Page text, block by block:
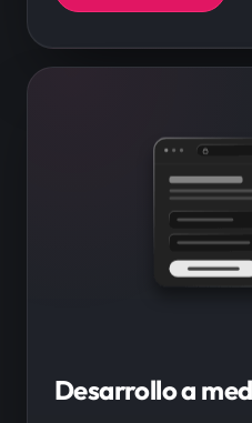
Desarrollo a